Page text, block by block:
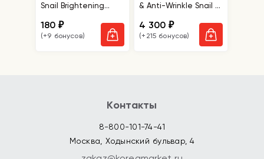
Snail Brightening
180₽
(+9 бонусов)
& Anti-Wrinkle Snail 5
4 300₽
(+215 бонусов)
Контакты
8-800-101-74-41
Москва, Ходынский бульвар, 4